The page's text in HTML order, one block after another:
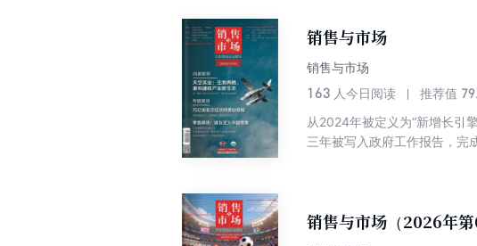
销售与市场
销售与市场
163 人今日阅读 推荐值
从2024年被定义为“新增长引
三年被写入政府工作报告，完
历史、经NASA（美国航空航
销售与市场（2026年第